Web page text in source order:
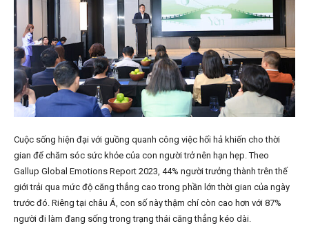
Cuộc sống hiện đại với guồng quanh công việc hối hả khiến cho thời
gian để chăm sóc sức khỏe của con người trở nên hạn hẹp. Theo
Gallup Global Emotions Report 2023, 44% người trưởng thành trên thế
giới trải qua mức độ căng thẳng cao trong phần lớn thời gian của ngày
trước đó. Riêng tại châu Á, con số này thậm chí còn cao hơn với 87%
người đi làm đang sống trong trạng thái căng thẳng kéo dài.